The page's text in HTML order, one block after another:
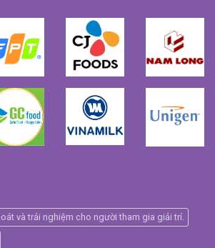
và trải nghiệm cho người tham gia giải trí.